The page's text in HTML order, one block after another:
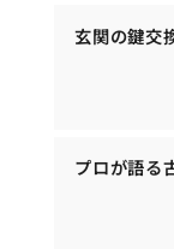
玄関の鍵交
プロが語る